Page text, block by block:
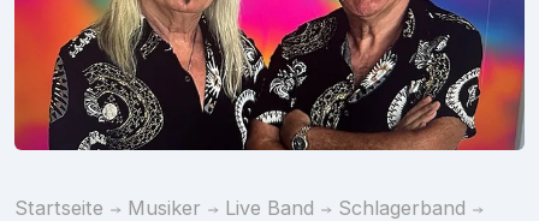
Startseite Musiker Live Band
Schlagerband